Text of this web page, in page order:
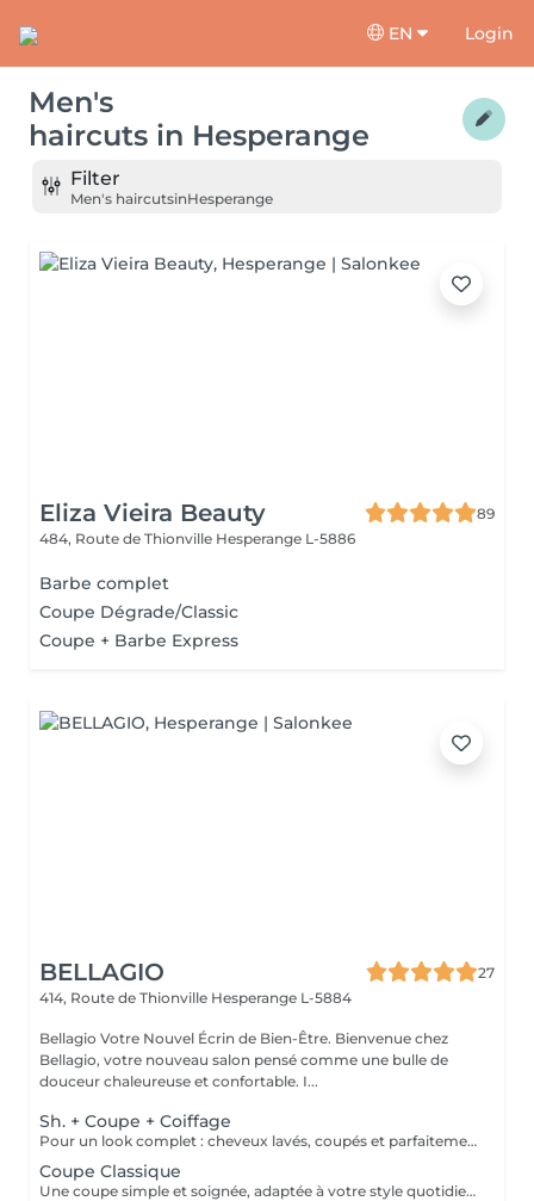
EN Login
Men's
haircuts in Hesperange
Filter
Men's haircutsinHesperange
Eliza Vieira Beauty
89
484, Route de Thionville Hesperange L-5886
Barbe complet
Coupe Dégrade/Classic
Coupe + Barbe Express
BELLAGIO
27
414, Route de Thionville Hesperange L-5884
Bellagio Votre Nouvel Écrin de Bien-Être. Bienvenue chez
Bellagio, votre nouveau salon pensé comme une bulle de
douceur chaleureuse et confortable. I...
Sh. + Coupe + Coiffage
Pour un look complet : cheveux lavés, coupés et parfaitement coiffés.
Coupe Classique
Une coupe simple et soignée, adaptée à votre style quotidien.